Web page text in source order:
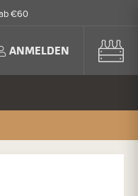
€60
ANMELDEN